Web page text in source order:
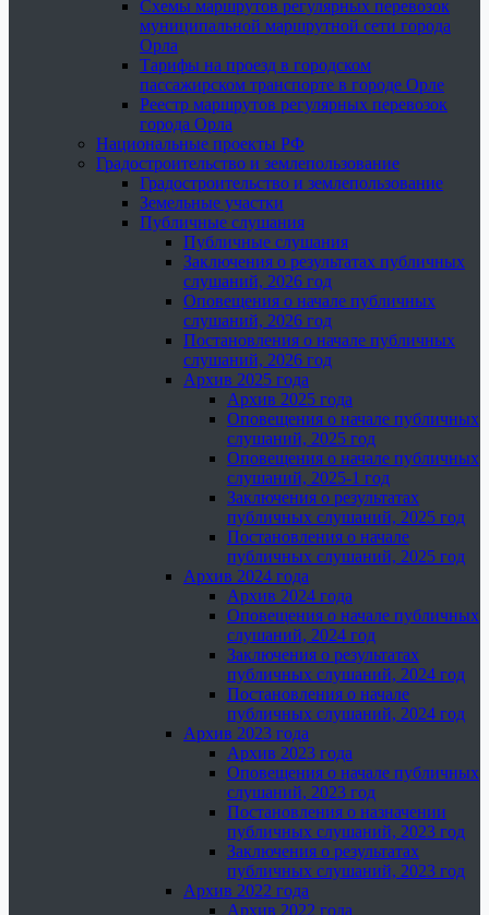
Схемы маршрутов регулярных перевозок
муниципальной маршрутной сети города
Орла
Тарифы на проезд в городском
пассажирском транспорте в городе Орле
Реестр маршрутов регулярных перевозок
города Орла
Национальные проекты РФ
Градостроительство и землепользование
Градостроительство и землепользование
Земельные участки
Публичные слушания
Публичные слушания
Заключения о результатах публичных
слушаний, 2026 год
Оповещения о начале публичных
слушаний, 2026 год
Постановления о начале публичных
слушаний, 2026 год
Архив 2025 года
Архив 2025 года
Оповещения о начале публичных
слушаний, 2025 год
Оповещения о начале публичных
слушаний, 2025-1 год
Заключения о результатах
публичных слушаний, 2025 год
Постановления о начале
публичных слушаний, 2025 год
Архив 2024 года
Архив 2024 года
Оповещения о начале публичных
слушаний, 2024 год
Заключения о результатах
публичных слушаний, 2024 год
Постановления о начале
публичных слушаний, 2024 год
Архив 2023 года
Архив 2023 года
Оповещения о начале публичных
слушаний, 2023 год
Постановления о назначении
публичных слушаний, 2023 год
Заключения о результатах
публичных слушаний, 2023 год
Архив 2022 года
Архив 2022 года